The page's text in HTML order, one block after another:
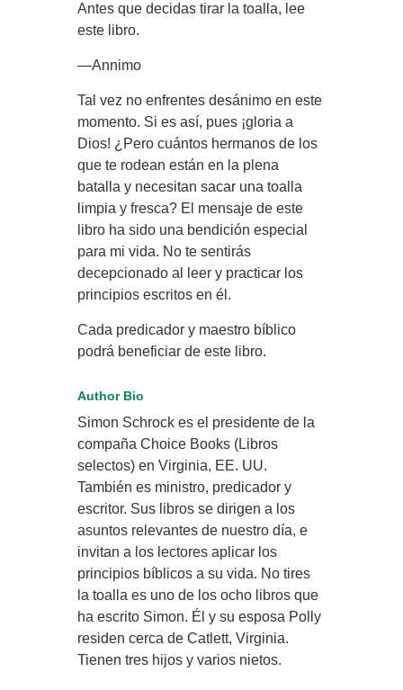
Antes que decidas tirar la toalla, lee
este libro.
—Annimo
Tal vez no enfrentes desánimo en este
momento. Si es así, pues ¡gloria a
Dios! ¿Pero cuántos hermanos de los
que te rodean están en la plena
batalla y necesitan sacar una toalla
limpia y fresca? El mensaje de este
libro ha sido una bendición especial
para mi vida. No te sentirás
decepcionado al leer y practicar los
principios escritos en él.
Cada predicador y maestro bíblico
podrá beneficiar de este libro.
Author Bio
Simon Schrock es el presidente de la
compaña Choice Books (Libros
selectos) en Virginia, EE. UU.
También es ministro, predicador y
escritor. Sus libros se dirigen a los
asuntos relevantes de nuestro día, e
invitan a los lectores aplicar los
principios bíblicos a su vida. No tires
la toalla es uno de los ocho libros que
ha escrito Simon. Él y su esposa Polly
residen cerca de Catlett, Virginia.
Tienen tres hijos y varios nietos.